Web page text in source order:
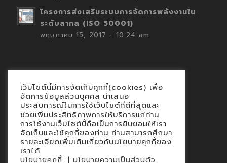
โครงการส่งเสริมระบบการจัดการพลังงานใน
ระดับสากล (ISO 50001)
พฤษภาคม 15, 2017 - 10:24 am
Contact
นโยบายคุกกี้
นโยบายข้อมูลส่วนบุคคล
เว็บไซต์นี้มีการจัดเก็บคุกกี้(cookies) เพื่อ
จัดการข้อมูลส่วนบุคคล นำเสนอ
ประสบการณ์ในการใช้เว็บไซต์ที่ดีที่สุดและ
ช่วยเพิ่มประสิทธิภาพการให้บริการแก่ท่าน
การใช้งานเว็บไซต์นี้ถือเป็นการยินยอมให้เรา
จัดเก็บและใช้คุกกี้ของท่าน ท่านสามารถศึกษา
รายละเอียดเพิ่มเติมเกี่ยวกับนโยบายคุกกี้ของ
เราได้
นโยบายคุกกี้ | นโยบายความเป็นส่วนตัว